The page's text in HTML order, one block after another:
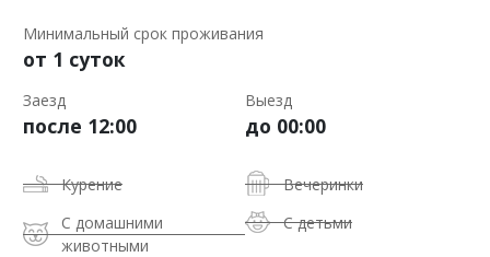
Минимальный срок проживания
от 1 суток
Заезд
после 12:00
Выезд
до 00:00
Курение
Вечеринки
С домашними
животными
С детьми